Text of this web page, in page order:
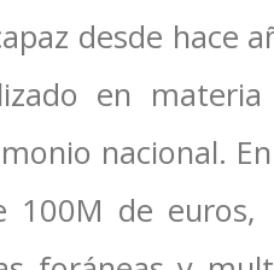
desde hace
en
nacional.
100M de